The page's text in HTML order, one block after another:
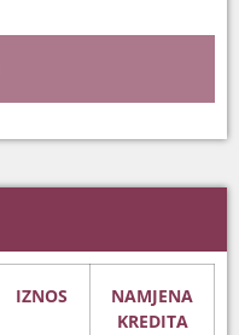
IZNOS
NAMJENA
KREDITA